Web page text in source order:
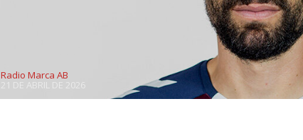
Radio Marca AB
21 DE ABRIL DE 2026